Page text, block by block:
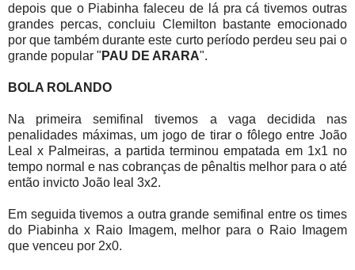
depois que o Piabinha faleceu de lá pra cá tivemos outras
grandes percas, concluiu Clemilton bastante emocionado
por que também durante este curto período perdeu seu pai o
grande popular " PAU DE ARARA".
BOLA ROLANDO
Na primeira semifinal tivemos a vaga decidida nas
penalidades máximas, um jogo de tirar o fôlego entre João
Leal x Palmeiras, a partida terminou empatada em 1x1 no
tempo normal e nas cobranças de pênaltis melhor para o até
então invicto João leal 3x2.
Em seguida tivemos a outra grande semifinal entre os times
do Piabinha x Raio Imagem, melhor para o Raio Imagem
que venceu por 2x0.